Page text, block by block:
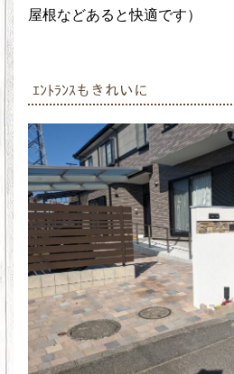
屋根などあると快適です）
ｴﾝﾄﾗﾝｽもきれいに